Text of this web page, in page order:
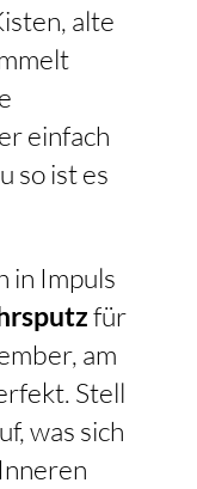
alte
einfach
so ist es
in Impuls
für
am
Stell
was sich